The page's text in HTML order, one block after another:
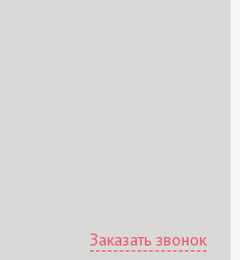
Заказать звонок